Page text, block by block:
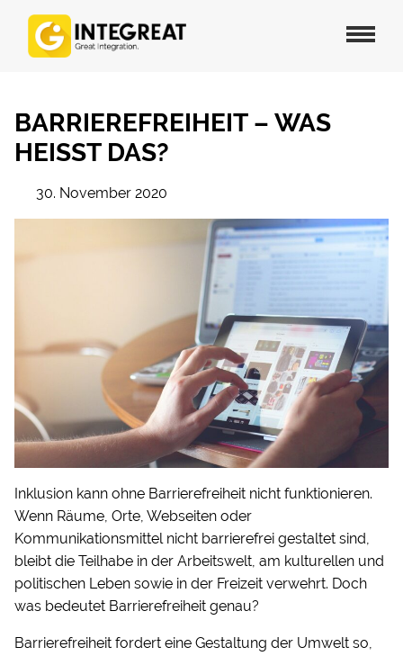
BARRIEREFREIHEIT – WAS
HEISST DAS?
30. November 2020
Inklusion kann ohne Barrierefreiheit nicht funktionieren.
Wenn Räume, Orte, Webseiten oder
Kommunikationsmittel nicht barrierefrei gestaltet sind,
bleibt die Teilhabe in der Arbeitswelt, am kulturellen und
politischen Leben sowie in der Freizeit verwehrt. Doch
was bedeutet Barrierefreiheit genau?
Barrierefreiheit fordert eine Gestaltung der Umwelt so,